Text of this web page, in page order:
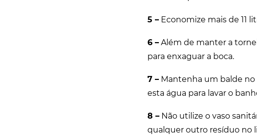
5 – Economize mais de 11
6 – Além de manter a
para enxaguar a boca.
7 – Mantenha um balde no
esta água para lavar o
8 – Não utilize o vaso
qualquer outro resíduo no